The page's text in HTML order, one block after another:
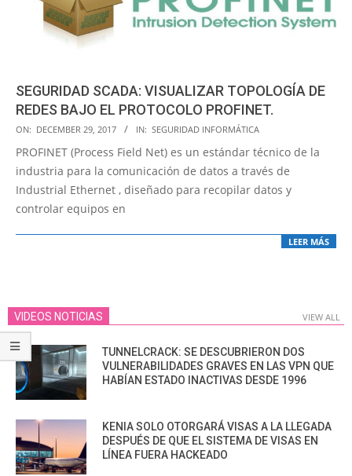
SEGURIDAD SCADA: VISUALIZAR TOPOLOGÍA DE
REDES BAJO EL PROTOCOLO PROFINET.
2017-
12-
29
ON: DECEMBER 29, 2017 IN: SEGURIDAD INFORMÁTICA
PROFINET (Process Field Net) es un estándar técnico de la
industria para la comunicación de datos a través de
Industrial Ethernet , diseñado para recopilar datos y
controlar equipos en
LEER MÁS
VIDEOS NOTICIAS VIEW ALL
TUNNELCRACK: SE DESCUBRIERON DOS
VULNERABILIDADES GRAVES EN LAS VPN QUE
HABÍAN ESTADO INACTIVAS DESDE 1996
KENIA SOLO OTORGARÁ VISAS A LA LLEGADA
DESPUÉS DE QUE EL SISTEMA DE VISAS EN
LÍNEA FUERA HACKEADO